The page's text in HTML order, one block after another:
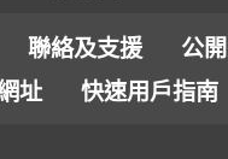
聯絡及支援
公
址
快速用戶指南